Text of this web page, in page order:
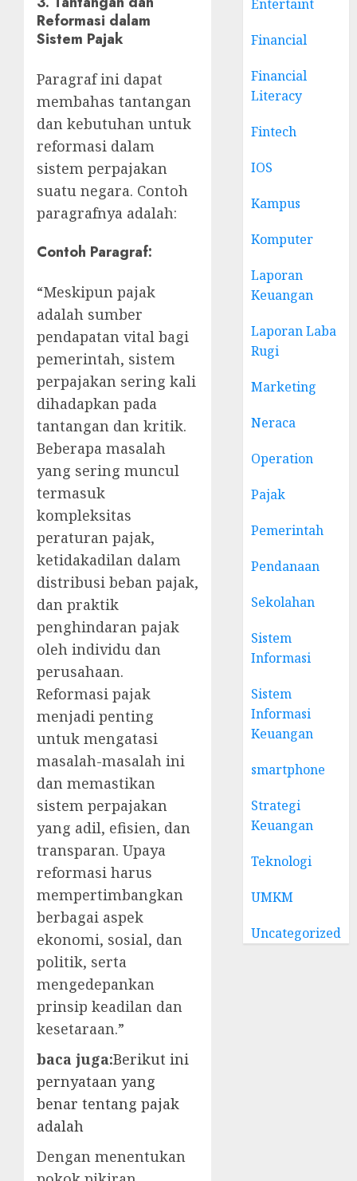
Reformasi dalam
Sistem Pajak
Paragraf ini dapat
membahas tantangan
dan kebutuhan untuk
reformasi dalam
sistem perpajakan
suatu negara. Contoh
paragrafnya adalah:
Contoh Paragraf:
“Meskipun pajak
adalah sumber
pendapatan vital bagi
pemerintah, sistem
perpajakan sering kali
dihadapkan pada
tantangan dan kritik.
Beberapa masalah
yang sering muncul
termasuk
kompleksitas
peraturan pajak,
ketidakadilan dalam
distribusi beban pajak,
dan praktik
penghindaran pajak
oleh individu dan
perusahaan.
Reformasi pajak
menjadi penting
untuk mengatasi
masalah-masalah ini
dan memastikan
sistem perpajakan
yang adil, efisien, dan
transparan. Upaya
reformasi harus
mempertimbangkan
berbagai aspek
ekonomi, sosial, dan
politik, serta
mengedepankan
prinsip keadilan dan
kesetaraan.”
baca juga:Berikut ini
pernyataan yang
benar tentang pajak
adalah
Dengan menentukan
Entertaint
Financial
Financial
Literacy
Fintech
IOS
Kampus
Komputer
Laporan
Keuangan
Laporan Laba
Rugi
Marketing
Neraca
Operation
Pajak
Pemerintah
Pendanaan
Sekolahan
Sistem
Informasi
Sistem
Informasi
Keuangan
smartphone
Strategi
Keuangan
Teknologi
UMKM
Uncategorized